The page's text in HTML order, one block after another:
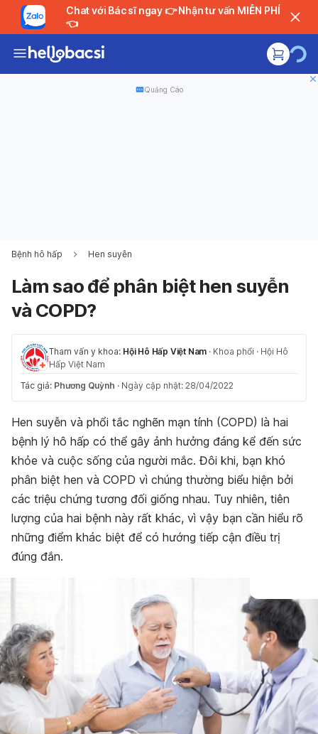
Chat với Bác sĩ ngay 👉 Nhận tư vấn MIỄN PHÍ
👈
Quảng Cáo
Bệnh hô hấp Hen suyễn
Làm sao để phân biệt hen suyễn
và COPD?
Tham vấn y khoa: Hội Hô Hấp Việt Nam · Khoa phổi · Hội Hô
Hấp Việt Nam
Tác giả: Phương Quỳnh · Ngày cập nhật: 28/04/2022
Hen suyễn và phổi tắc nghẽn mạn tính (COPD) là hai
bệnh lý hô hấp có thể gây ảnh hưởng đáng kể đến sức
khỏe và cuộc sống của người mắc. Đôi khi, bạn khó
phân biệt hen và COPD vì chúng thường biểu hiện bởi
các triệu chứng tương đối giống nhau. Tuy nhiên, tiên
lượng của hai bệnh này rất khác, vì vậy bạn cần hiểu rõ
những điểm khác biệt để có hướng tiếp cận điều trị
đúng đắn.